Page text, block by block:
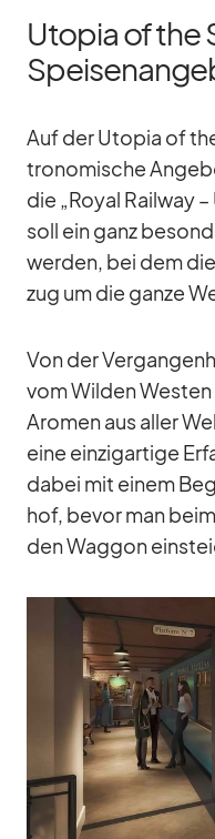
Utopia of the
Auf der Uto­pia of
tro­no­mi­sche
die „Royal Rail­way
soll ein ganz
wer­den, bei dem
zug um die ganze
Von der
vom Wil­den
Aro­men aus al­ler
eine ein­zig­ar­tige
da­bei mit ei­nem
hof, be­vor man
den Wag­gon